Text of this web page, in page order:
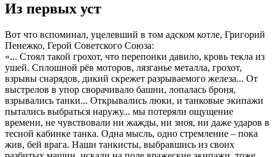
Из первых уст
Вот что вспоминал, уцелевший в том адском котле, Григорий
Пенежко, Герой Советского Союза:
«... Стоял такой грохот, что перепонки давило, кровь текла из
ушей. Сплошной рёв моторов, лязганье металла, грохот,
взрывы снарядов, дикий скрежет разрываемого железа... От
выстрелов в упор сворачивало башни, лопалась броня,
взрывались танки... Открывались люки, и танковые экипажи
пытались выбраться наружу... мы потеряли ощущение
времени, не чувствовали ни жажды, ни зноя, ни даже ударов в
тесной кабинке танка. Одна мысль, одно стремление – пока
жив, бей врага. Наши танкисты, выбравшись из своих